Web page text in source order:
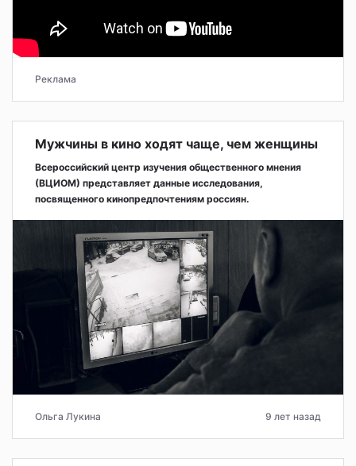
Реклама
Мужчины в кино ходят чаще, чем женщины
Всероссийский центр изучения общественного мнения
(ВЦИОМ) представляет данные исследования,
посвященного кинопредпочтениям россиян.
Ольга Лукина 9 лет назад